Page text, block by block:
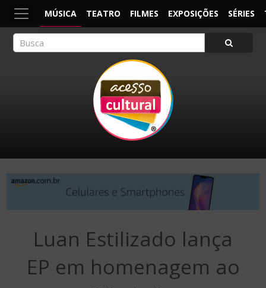
MÚSICA TEATRO FILMES EXPOSIÇÕES SÉRIES
Luan Estilizado lança
EP em homenagem ao